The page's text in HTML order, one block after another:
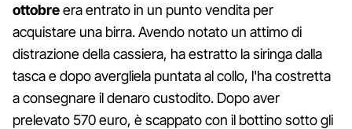
ottobreera entrato in un punto vendita per
acquistare una birra. Avendo notato un attimo di
distrazione della cassiera, ha estratto la siringa dalla
tasca e dopo avergliela puntata al collo, l'ha costretta
a consegnare il denaro custodito. Dopo aver
prelevato 570 euro, è scappato con il bottino sotto gli